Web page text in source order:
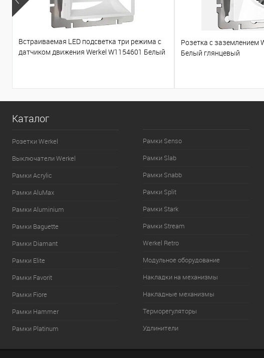
Встраиваемая LED подсветка три режима с
датчиком движения Werkel W1154601 Белый
Розетка с заземлением
Белый глянцевый
Каталог
Розетки Werkel
Выключатели Werkel
Рамки Acrylic
Рамки AluMax
Рамки Aluminium
Рамки Baguette
Рамки Diamant
Рамки Elite
Рамки Favorit
Рамки Fiore
Рамки Hammer
Рамки Platinum
Рамки Senso
Рамки Slab
Рамки Snabb
Рамки Split
Рамки Stark
Рамки Stream
Werkel Retro
Модульное оборудование
Накладки на механизмы
Накладные механизмы
Терморегуляторы
Удлинители